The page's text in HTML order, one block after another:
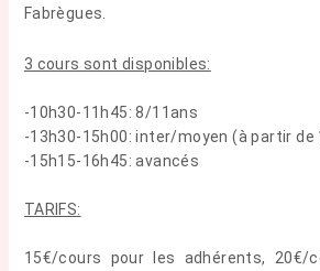
Fabrègues.
3 cours sont disponibles:
-10h30-11h45: 8/11ans
-13h30-15h00: inter/moyen (à partir de
-15h15-16h45: avancés
TARIFS:
15€/cours pour les adhérents, 20€/